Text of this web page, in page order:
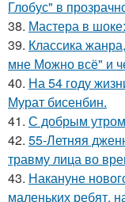
Глобус" в
38. Мастера в
39. Классика
мне Можно всё" и
40. На 54 году
Мурат бисенбин.
41. С добрым
42. 55-Летняя
травму лица во
43. Накануне
маленьких ребят,